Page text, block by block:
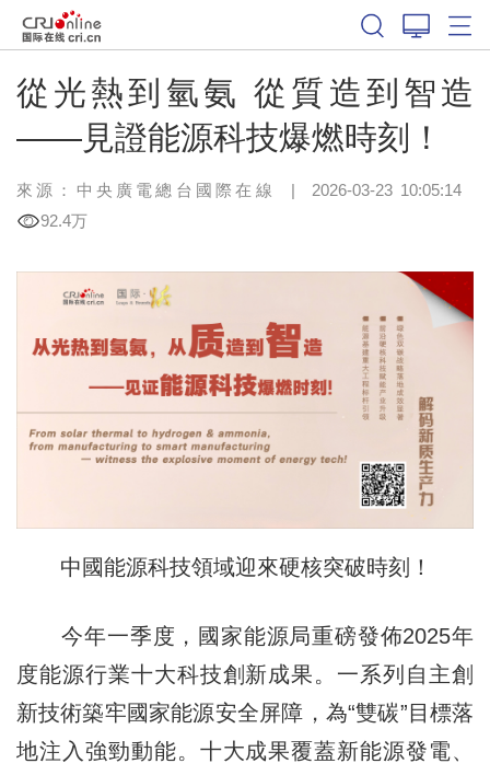
從光熱到氫氨 從質造到智造
——見證能源科技爆燃時刻！
來源：中央廣電總台國際在線 | 2026-03-23 10:05:14
92.4万
中國能源科技領域迎來硬核突破時刻！
今年一季度，國家能源局重磅發佈2025年
度能源行業十大科技創新成果。一系列自主創
新技術築牢國家能源安全屏障，為“雙碳”目標落
地注入強勁動能。十大成果覆蓋新能源發電、